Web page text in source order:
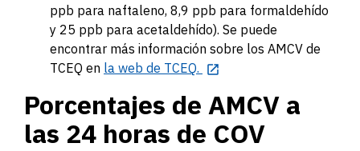
ppb para naftaleno, 8,9 ppb para formaldehído
y 25 ppb para acetaldehído). Se puede
encontrar más información sobre los AMCV de
TCEQ en la web de TCEQ.
Porcentajes de AMCV a
las 24 horas de COV